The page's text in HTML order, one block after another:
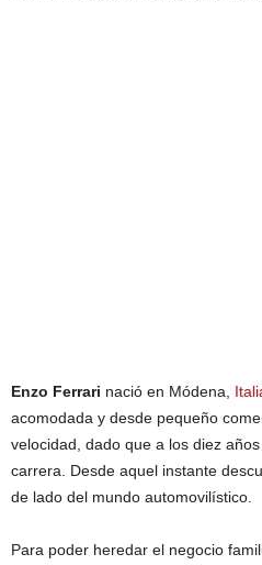
Enzo Ferrari nació en Módena,
acomodada y desde pequeño
velocidad, dado que a los diez
carrera. Desde aquel instante
de lado del mundo automovilístico.
Para poder heredar el negocio